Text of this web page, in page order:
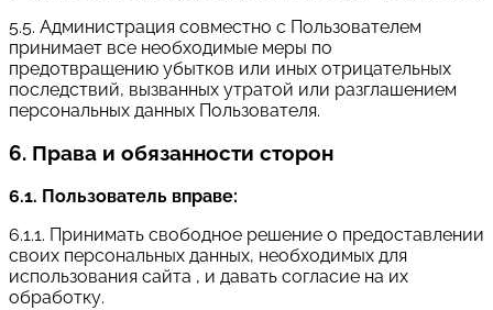
5.5. Администрация совместно с Пользователем
принимает все необходимые меры по
предотвращению убытков или иных отрицательных
последствий, вызванных утратой или разглашением
персональных данных Пользователя.
6. Права и обязанности сторон
6.1. Пользователь вправе:
6.1.1. Принимать свободное решение о предоставлении
своих персональных данных, необходимых для
использования сайта , и давать согласие на их
обработку.